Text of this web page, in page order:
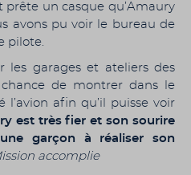
prête un casque qu’Amaury
avons pu voir le bureau de
pilote.
les garages et ateliers des
de montrer dans le
afin qu’il puisse voir
est très fier et son sourire
garçon à réaliser son
accomplie